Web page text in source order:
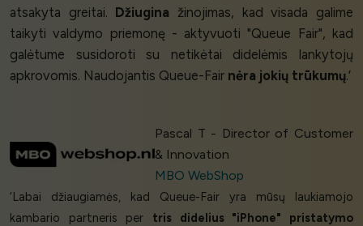
atsakyta greitai. Džiugina žinojimas, kad visada galime
taikyti valdymo priemonę - aktyvuoti "Queue Fair", kad
galėtume susidoroti su netikėtai didelėmis lankytojų
apkrovomis. Naudojantis Queue-Fair nėra jokių trūkumų.’
Pascal T - Director of Customer
& Innovation
MBO WebShop
‘Labai džiaugiamės, kad Queue-Fair yra mūsų laukiamojo
kambario partneris per tris didelius "iPhone" pristatymo